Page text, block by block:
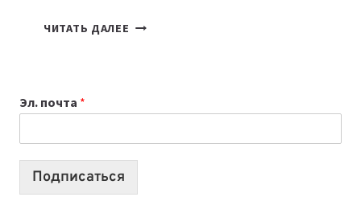
ЧИТАТЬ ДАЛЕЕ
СОЗДАВАТЬ
ПРОДУКТЫ
Эл. почта *
Подписаться